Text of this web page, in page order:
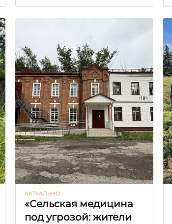
АКТУАЛЬНО
«Сельская медицина
под угрозой: жители